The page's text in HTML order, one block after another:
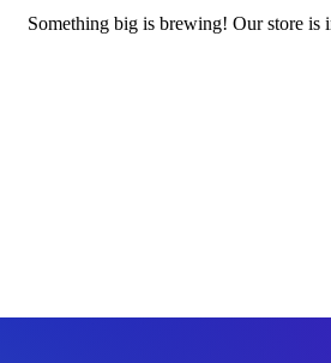
Something big is brewing! Our store